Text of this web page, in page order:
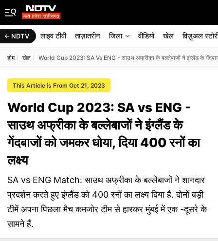
NDTV लाइव टीवी ताज़ातरीन जिला वीडियो खेल विज़ुअल
होम खेल World Cup 2023: SA Vs ENG - साउथ अफ्रीका के बल्लेबाजों ने इंग्लैंड के
This Article is From Oct 21, 2023
World Cup 2023: SA vs ENG -
साउथ अफ्रीका के बल्लेबाजों ने इंग्लैंड के
गेंदबाजों को जमकर धोया, दिया 400 रनों का
लक्ष्य
SA vs ENG Match: साउथ अफ्रीका के बल्लेबाजों ने शानदार
प्रदर्शन करते हुए इंग्लैंड को 400 रनों का लक्ष्य दिया है. दोनों बड़ी
टीमें अपना पिछला मैच कमजोर टीम से हारकर मुंबई में एक -दूसरे के
सामने हैं.